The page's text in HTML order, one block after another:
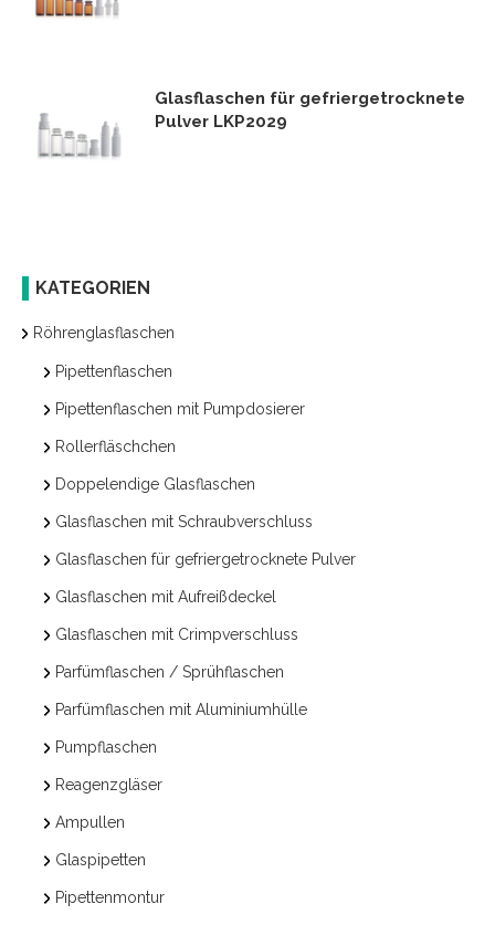
Glasflaschen für gefriergetrocknete
Pulver LKP2029
KATEGORIEN
Röhrenglasflaschen
Pipettenflaschen
Pipettenflaschen mit Pumpdosierer
Rollerfläschchen
Doppelendige Glasflaschen
Glasflaschen mit Schraubverschluss
Glasflaschen für gefriergetrocknete Pulver
Glasflaschen mit Aufreißdeckel
Glasflaschen mit Crimpverschluss
Parfümflaschen / Sprühflaschen
Parfümflaschen mit Aluminiumhülle
Pumpflaschen
Reagenzgläser
Ampullen
Glaspipetten
Pipettenmontur